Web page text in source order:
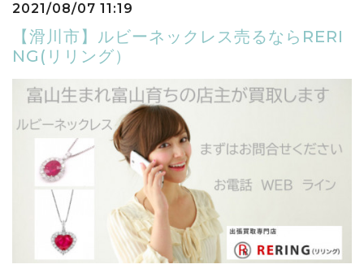
2021/08/07 11:19
【滑川市】ルビーネックレス売るならRERI
NG(リリング）